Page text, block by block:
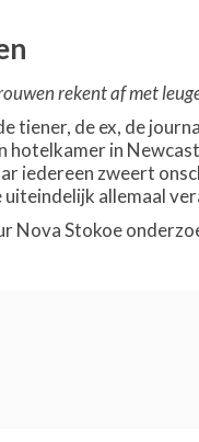
rekent af met
tiener, de ex, de
hotelkamer in
iedereen zweert
uiteindelijk allemaal
Nova Stokoe